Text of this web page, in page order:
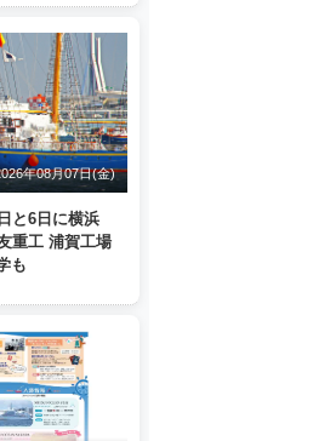
年08月07日(金)
と6日に横浜
重工 浦賀工場
も